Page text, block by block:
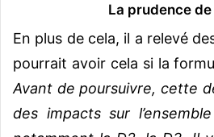
La prudence de
En plus de cela, il a relevé
pourrait avoir cela si la
Avant de poursuivre, cette
des impacts sur